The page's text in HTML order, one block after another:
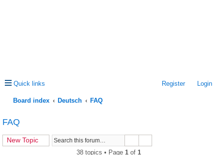
Quick links Login
Register
Board index Deutsch
FAQ
FAQ
New Topic
38 topics • Page 1of 1